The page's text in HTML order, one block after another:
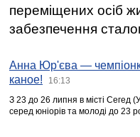
переміщених осіб
забезпечення
Анна Юр'єва —
каное!
16:13
З 23 до 26 липня в місті Сегед
серед юніорів та молоді до 23